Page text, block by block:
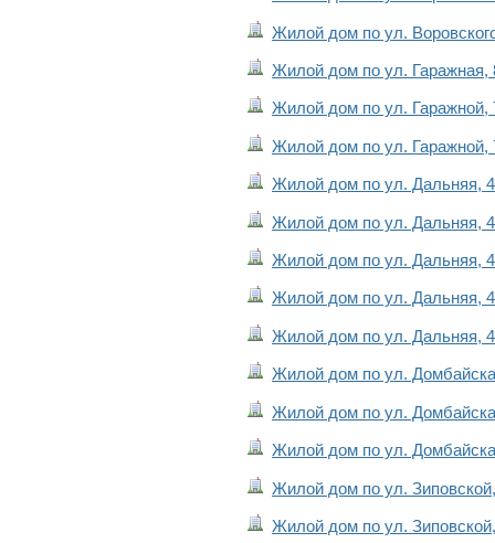
Жилой дом по ул.
Жилой дом по ул. Гаражная,
Жилой дом по ул. Гаражной,
Жилой дом по ул. Гаражной,
Жилой дом по ул. Дальняя,
Жилой дом по ул. Дальняя,
Жилой дом по ул. Дальняя,
Жилой дом по ул. Дальняя,
Жилой дом по ул. Дальняя,
Жилой дом по ул.
Жилой дом по ул.
Жилой дом по ул.
Жилой дом по ул.
Жилой дом по ул.